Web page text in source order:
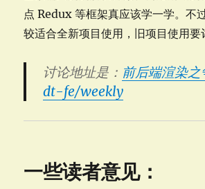
点 Redux 等框架真应该学一学。不
较适合全新项目使用，旧项目使用要
讨论地址是： 前后端渲染之
dt-fe/weekly
一些读者意见：